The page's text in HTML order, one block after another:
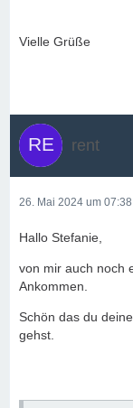
Vielle Grüße
rent
26. Mai 2024 um 07:38
Hallo Stefanie,
von mir auch noch
Ankommen.
Schön das du
gehst.